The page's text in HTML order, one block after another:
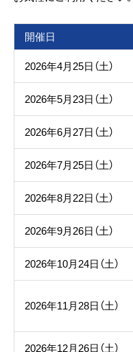
開催日
2026年4月25日（土）
2026年5月23日（土）
2026年6月27日（土）
2026年7月25日（土）
2026年8月22日（土）
2026年9月26日（土）
2026年10月24日（土）
2026年11月28日（土）
2026年12月26日（土）